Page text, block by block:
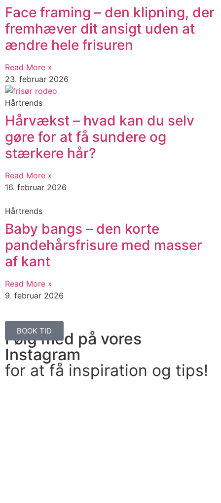
​​Face framing – den klipning, der
fremhæver dit ansigt uden at
ændre hele frisuren
Read More »
23. februar 2026
Hårtrends
Hårvækst – hvad kan du selv
gøre for at få sundere og
stærkere hår?
Read More »
16. februar 2026
Hårtrends
Baby bangs – den korte
pandehårsfrisure med masser
af kant
Read More »
9. februar 2026
BOOK TID
Følg med på vores
Instagram
for at få inspiration og tips!